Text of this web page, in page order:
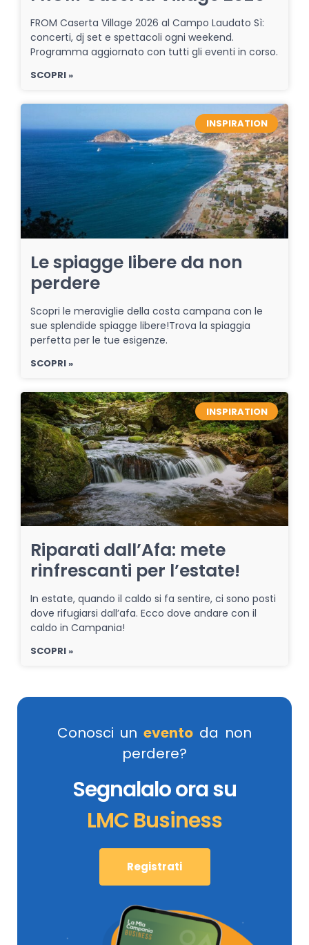
FROM Caserta Village 2026 al Campo Laudato Sì:
concerti, dj set e spettacoli ogni weekend.
Programma aggiornato con tutti gli eventi in corso.
SCOPRI »
INSPIRATION
Le spiagge libere da non
perdere
Scopri le meraviglie della costa campana con le
sue splendide spiagge libere!Trova la spiaggia
perfetta per le tue esigenze.
SCOPRI »
INSPIRATION
Riparati dall’Afa: mete
rinfrescanti per l’estate!
In estate, quando il caldo si fa sentire, ci sono posti
dove rifugiarsi dall’afa. Ecco dove andare con il
caldo in Campania!
SCOPRI »
Conosci un evento da non
perdere?
Segnalalo ora su
LMC Business
Registrati